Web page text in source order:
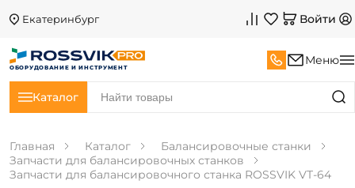
Екатеринбург Войти
ОБОРУДОВАНИЕ И ИНСТРУМЕНТ
Меню
Каталог
Главная Каталог
Балансировочные станки
Запчасти для балансировочных станков
Запчасти для балансировочного станка ROSSVIK VT-64